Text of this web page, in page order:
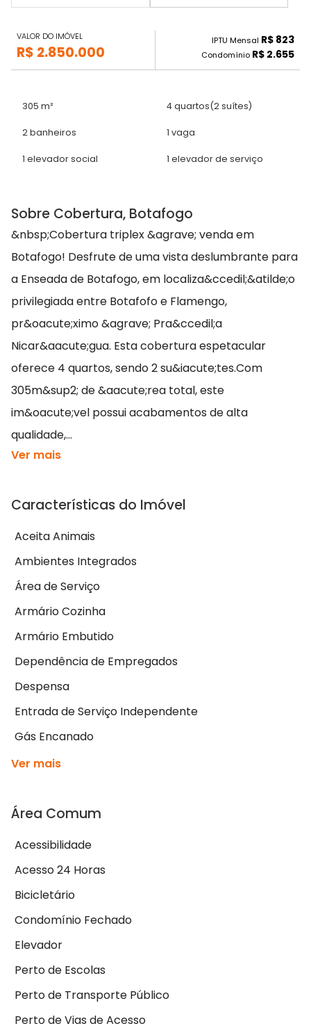
VALOR DO IMÓVEL
R$ 2.850.000
IPTU Mensal R$ 823
Condomínio R$ 2.655
305 m² 4 quartos(2 suítes)
2 banheiros 1 vaga
1 elevador social 1 elevador de serviço
Sobre Cobertura, Botafogo
&nbsp;Cobertura triplex &agrave; venda em
Botafogo! Desfrute de uma vista deslumbrante para
a Enseada de Botafogo, em localiza&ccedil;&atilde;o
privilegiada entre Botafofo e Flamengo,
pr&oacute;ximo &agrave; Pra&ccedil;a
Nicar&aacute;gua. Esta cobertura espetacular
oferece 4 quartos, sendo 2 su&iacute;tes.Com
305m&sup2; de &aacute;rea total, este
im&oacute;vel possui acabamentos de alta
qualidade,...
Ver mais
Características do Imóvel
Aceita Animais
Ambientes Integrados
Área de Serviço
Armário Cozinha
Armário Embutido
Dependência de Empregados
Despensa
Entrada de Serviço Independente
Gás Encanado
Ver mais
Área Comum
Acessibilidade
Acesso 24 Horas
Bicicletário
Condomínio Fechado
Elevador
Perto de Escolas
Perto de Transporte Público
Perto de Vias de Acesso